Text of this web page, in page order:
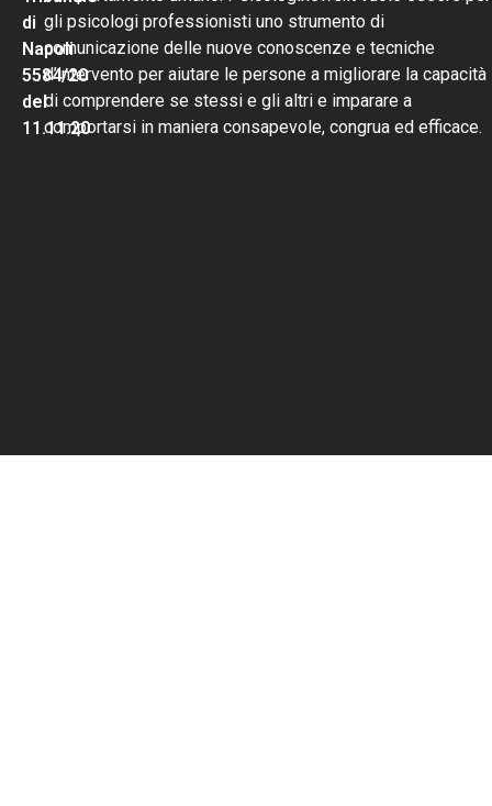
di
Napoli
5584/20
del
11.11.20
gli psicologi professionisti uno strumento di
comunicazione delle nuove conoscenze e tecniche
d’intervento per aiutare le persone a migliorare la capacità
di comprendere se stessi e gli altri e imparare a
comportarsi in maniera consapevole, congrua ed efficace.